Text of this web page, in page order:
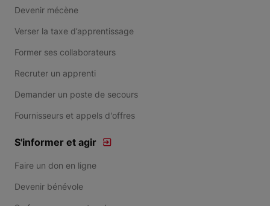
Devenir mécène
Verser la taxe d’apprentissage
Former ses collaborateurs
Recruter un apprenti
Demander un poste de secours
Fournisseurs et appels d'offres
S'informer et agir
Faire un don en ligne
Devenir bénévole